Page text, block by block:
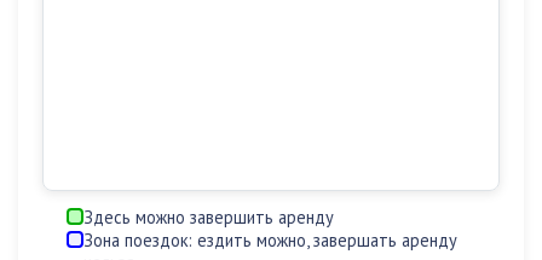
Здесь можно завершить аренду
Зона поездок: ездить можно, завершать аренду